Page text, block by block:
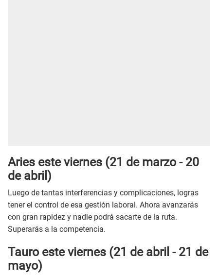
Aries esteviernes (21 de marzo - 20
de abril)
Luego de tantas interferencias y complicaciones, logras
tener el control de esa gestión laboral. Ahora avanzarás
con gran rapidez y nadie podrá sacarte de la ruta.
Superarás a la competencia.
Tauro esteviernes (21 de abril - 21 de
mayo)